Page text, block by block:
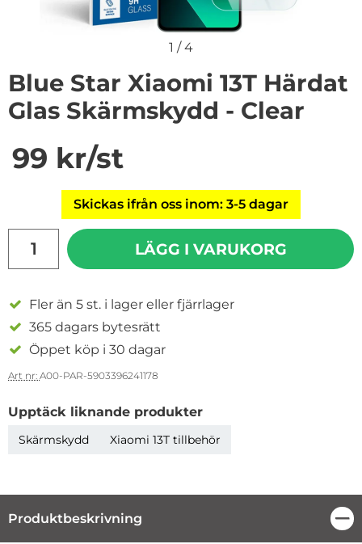
1 /4
Blue Star Xiaomi 13T Härdat
Glas Skärmskydd - Clear
pris
99 kr/st
Skickas ifrån oss inom: 3-5 dagar
LÄGG I VARUKORG
Fler än 5 st. i lager eller fjärrlager
365 dagars bytesrätt
Öppet köp i 30 dagar
Art nr: A00-PAR-5903396241178
Upptäck liknande produkter
Skärmskydd Xiaomi 13T tillbehör
Produktbeskrivning